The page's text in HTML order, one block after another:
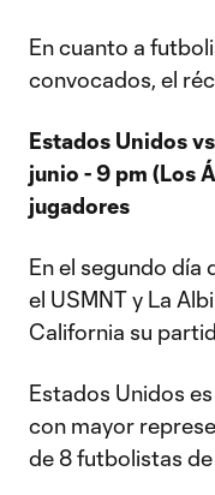
En cuanto a
convocados, el
Estados Unidos
junio - 9 pm (Los
jugadores
En el segundo día
el USMNT y La
California su
Estados Unidos
con mayor
de 8 futbolistas